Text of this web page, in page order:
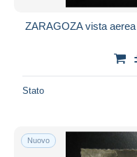
ZARAGOZA vista
Stato
Nuovo